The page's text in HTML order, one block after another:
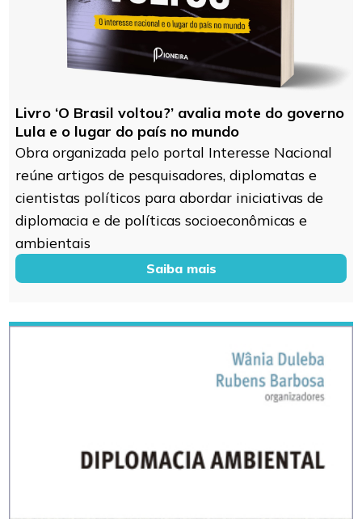
Livro ‘O Brasil voltou?’ avalia mote do governo
Lula e o lugar do país no mundo
Obra organizada pelo portal Interesse Nacional
reúne artigos de pesquisadores, diplomatas e
cientistas políticos para abordar iniciativas de
diplomacia e de políticas socioeconômicas e
ambientais
Saiba mais